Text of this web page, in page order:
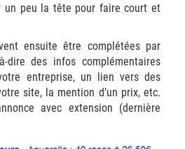
un peu la tête pour faire court et
ensuite être complétées par
dire des infos complémentaires
entreprise, un lien vers des
site, la mention d’un prix, etc.
avec extension (dernière